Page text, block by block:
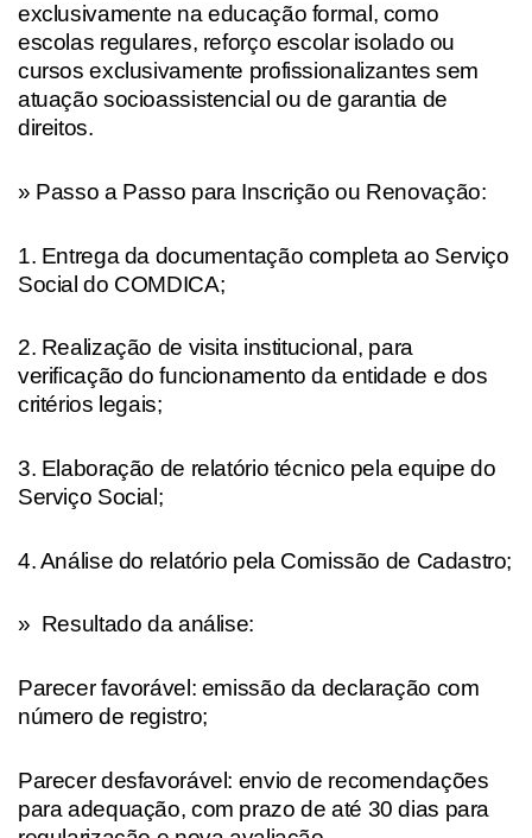
exclusivamente na educação formal, como
escolas regulares, reforço escolar isolado ou
cursos exclusivamente profissionalizantes sem
atuação socioassistencial ou de garantia de
direitos.
» Passo a Passo para Inscrição ou Renovação:
1. Entrega da documentação completa ao Serviço
Social do COMDICA;
2. Realização de visita institucional, para
verificação do funcionamento da entidade e dos
critérios legais;
3. Elaboração de relatório técnico pela equipe do
Serviço Social;
4. Análise do relatório pela Comissão de Cadastro;
» Resultado da análise:
Parecer favorável: emissão da declaração com
número de registro;
Parecer desfavorável: envio de recomendações
para adequação, com prazo de até 30 dias para